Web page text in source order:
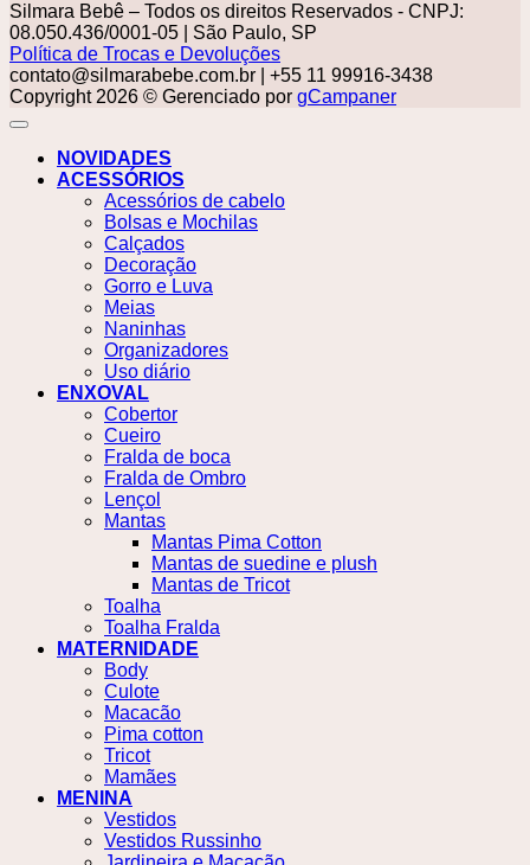
Silmara Bebê – Todos os direitos Reservados - CNPJ:
08.050.436/0001-05 | São Paulo, SP
Política de Trocas e Devoluções
contato@silmarabebe.com.br | +55 11 99916-3438
Copyright 2026 © Gerenciado por gCampaner
NOVIDADES
ACESSÓRIOS
Acessórios de cabelo
Bolsas e Mochilas
Calçados
Decoração
Gorro e Luva
Meias
Naninhas
Organizadores
Uso diário
ENXOVAL
Cobertor
Cueiro
Fralda de boca
Fralda de Ombro
Lençol
Mantas
Mantas Pima Cotton
Mantas de suedine e plush
Mantas de Tricot
Toalha
Toalha Fralda
MATERNIDADE
Body
Culote
Macacão
Pima cotton
Tricot
Mamães
MENINA
Vestidos
Vestidos Russinho